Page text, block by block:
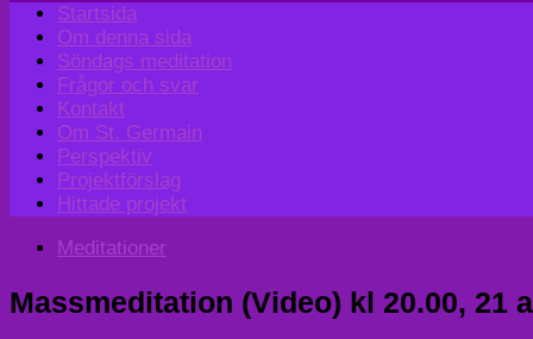
Startsida
Om denna sida
Söndags meditation
Frågor och svar
Kontakt
Om St. Germain
Perspektiv
Projektförslag
Hittade projekt
Meditationer
Massmeditation (Video) kl 20.00, 21